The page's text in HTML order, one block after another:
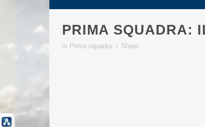
PRIMA SQUADRA:
in Prima squadra Share